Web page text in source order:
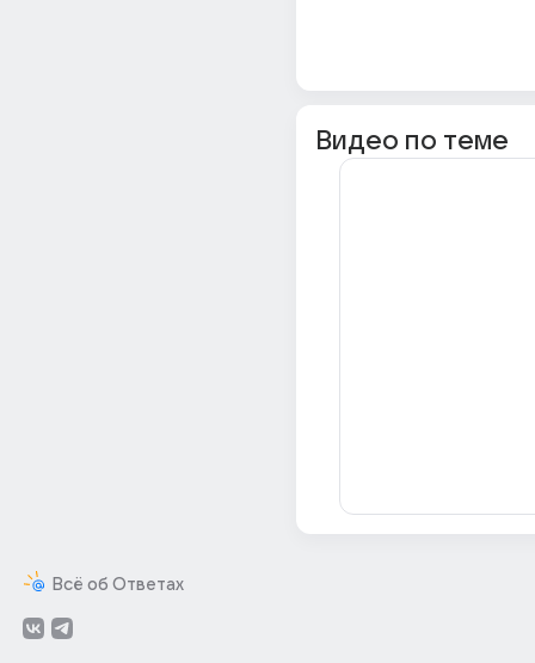
Всё об Ответах
Видео по теме